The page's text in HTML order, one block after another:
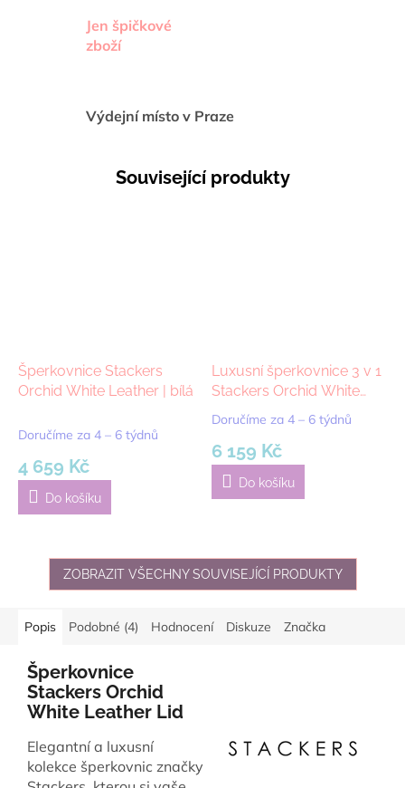
Jen špičkové
zboží
Výdejní místo v Praze
Související produkty
Šperkovnice Stackers
Orchid White Leather | bílá
Doručíme za 4 – 6 týdnů
4 659 Kč
Do košíku
Luxusní šperkovnice 3 v 1
Stackers Orchid White
Leather | bílá
Průměrné
produktu
5,0
Doručíme za 4 – 6 týdnů
6 159 Kč
Do košíku
ZOBRAZIT VŠECHNY SOUVISEJÍCÍ PRODUKTY
Popis Podobné (4) Hodnocení Diskuze Značka
Šperkovnice
Stackers Orchid
White Leather Lid
Elegantní a luxusní
kolekce šperkovnic značky